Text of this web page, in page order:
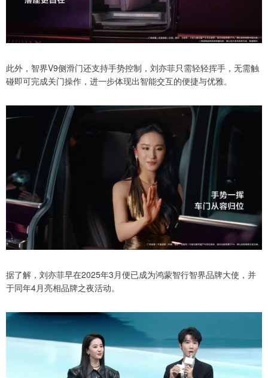
此外，智界V9侧滑门还支持手势控制，刘亦菲只需轻轻挥手，无需触
碰即可完成关门操作，进一步体现出智能交互的便捷与优雅。
据了解，刘亦菲早在2025年3月便已成为鸿蒙智行智界品牌大使，并
于同年4月亮相品牌之夜活动。